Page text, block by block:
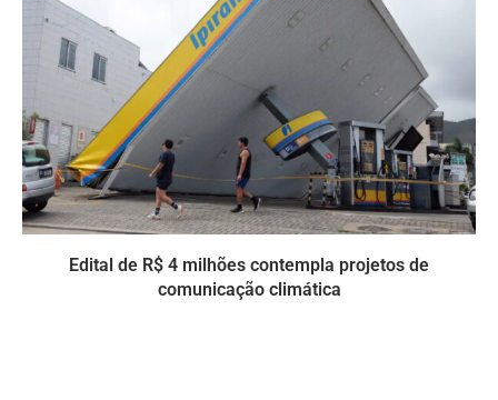
Edital de R$ 4 milhões contempla projetos de
comunicação climática